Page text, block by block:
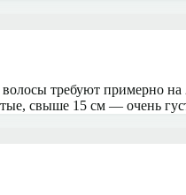
волосы требуют примерно
свыше 15 см — очень